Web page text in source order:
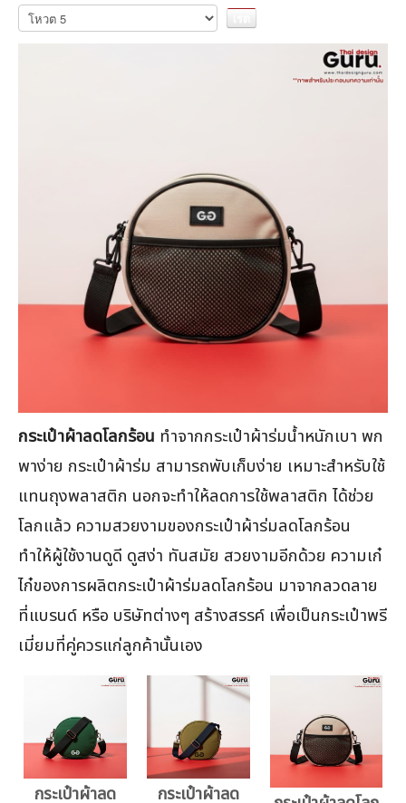
กรุณา
ให้
กระเป๋าผ้าลดโลกร้อน ทำจากกระเป๋าผ้าร่มน้ำหนักเบา พก
พาง่าย กระเป๋าผ้าร่ม สามารถพับเก็บง่าย เหมาะสำหรับใช้
แทนถุงพลาสติก นอกจะทำให้ลดการใช้พลาสติก ได้ช่วย
โลกแล้ว ความสวยงามของกระเป๋าผ้าร่มลดโลกร้อน
ทำให้ผู้ใช้งานดูดี ดูสง่า ทันสมัย สวยงามอีกด้วย ความเก๋
ไก๋ของการผลิตกระเป๋าผ้าร่มลดโลกร้อน มาจากลวดลาย
ที่แบรนด์ หรือ บริษัทต่างๆ สร้างสรรค์ เพื่อเป็นกระเป๋าพรี
เมี่ยมที่คู่ควรแก่ลูกค้านั้นเอง
กระเป๋าผ้าลด
กระเป๋าผ้าลด